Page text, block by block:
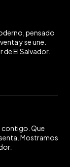
pensado
y se une.
El Salvador.
contigo. Que
Mostramos